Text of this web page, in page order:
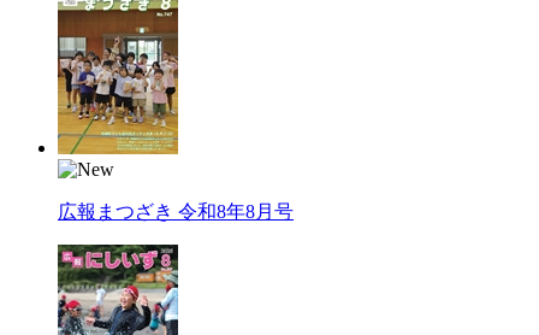
広報まつざき 令和8年8月号